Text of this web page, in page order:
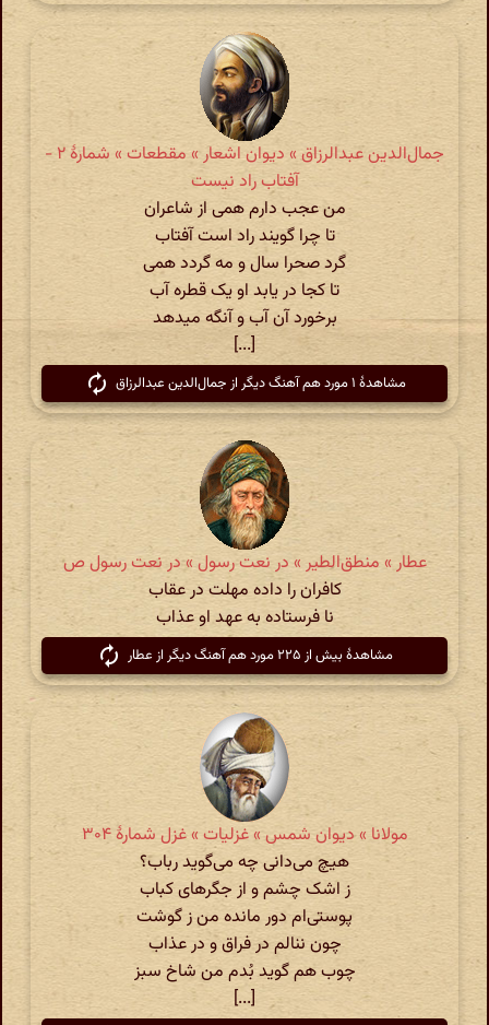
جمال‌الدین عبدالرزاق » دیوان اشعار » مقطعات » شمارهٔ ۲ -
آفتاب راد نیست
من عجب دارم همی از شاعران
تا چرا گویند راد است آفتاب
گرد صحرا سال و مه گردد همی
تا کجا در یابد او یک قطره آب
برخورد آن آب و آنگه میدهد
[...]
مشاهدهٔ ۱ مورد هم آهنگ دیگر از جمال‌الدین عبدالرزاق
عطار » منطق‌الطیر » در نعت رسول » در نعت رسول ص
کافران را داده مهلت در عقاب
نا فرستاده به عهد او عذاب
مشاهدهٔ بیش از ۲۲۵ مورد هم آهنگ دیگر از عطار
مولانا » دیوان شمس » غزلیات » غزل شمارهٔ ۳۰۴
هیچ می‌دانی چه می‌گوید رباب؟
ز اشک چشم و از جگرهای کباب
پوستی‌ام دور مانده من ز گوشت
چون ننالم در فراق و در عذاب
چوب هم گوید بُدم من شاخ سبز
[...]